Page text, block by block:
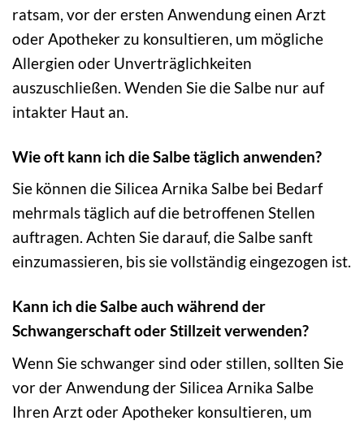
ratsam, vor der ersten Anwendung einen Arzt
oder Apotheker zu konsultieren, um mögliche
Allergien oder Unverträglichkeiten
auszuschließen. Wenden Sie die Salbe nur auf
intakter Haut an.
Wie oft kann ich die Salbe täglich anwenden?
Sie können die Silicea Arnika Salbe bei Bedarf
mehrmals täglich auf die betroffenen Stellen
auftragen. Achten Sie darauf, die Salbe sanft
einzumassieren, bis sie vollständig eingezogen ist.
Kann ich die Salbe auch während der
Schwangerschaft oder Stillzeit verwenden?
Wenn Sie schwanger sind oder stillen, sollten Sie
vor der Anwendung der Silicea Arnika Salbe
Ihren Arzt oder Apotheker konsultieren, um